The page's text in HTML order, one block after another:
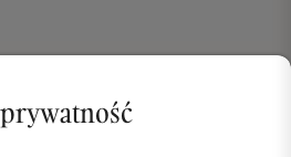
8:00 do 16:00.
+48 570 571 060